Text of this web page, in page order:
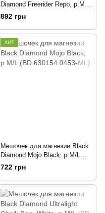
Diamond Freerider Repo, р.M/L
(BD 630157.REPO-ML)
892 грн
ХИТ
Мешочек для магнезии Black
Diamond Mojo Black, р.M/L
(BD 630154.0453-ML)
722 грн